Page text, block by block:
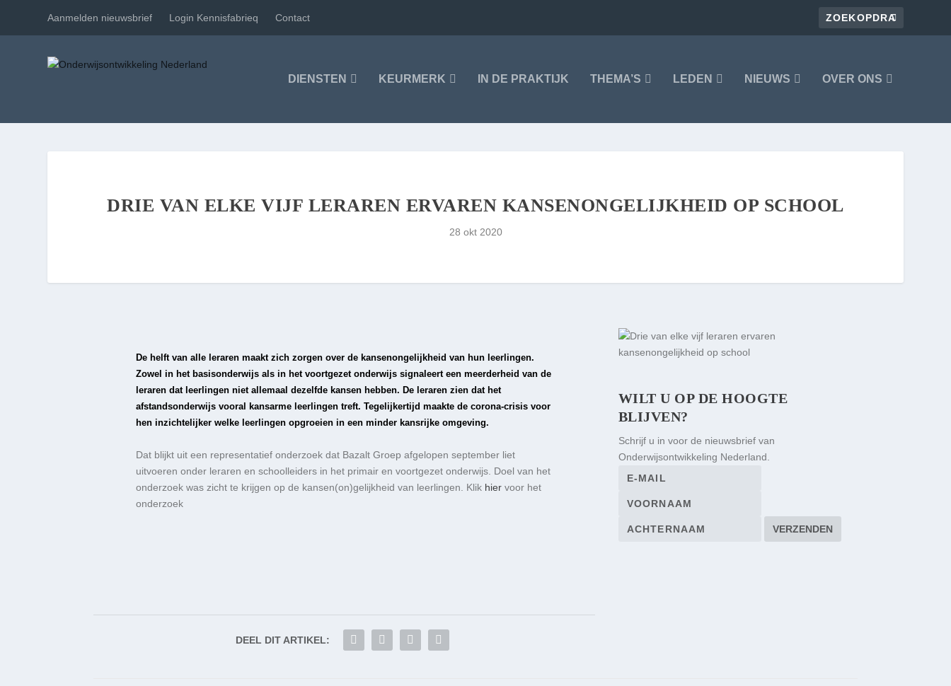
Aanmelden nieuwsbrief Login Kennisfabrieq Contact
DIENSTEN KEURMERK IN DE PRAKTIJK THEMA’S LEDEN NIEUWS OVER ONS
DRIE VAN ELKE VIJF LERAREN ERVAREN KANSENONGELIJKHEID OP SCHOOL
28 okt 2020
De helft van alle leraren maakt zich zorgen over de kansenongelijkheid van hun leerlingen.
Zowel in het basisonderwijs als in het voortgezet onderwijs signaleert een meerderheid van de
leraren dat leerlingen niet allemaal dezelfde kansen hebben. De leraren zien dat het
afstandsonderwijs vooral kansarme leerlingen treft. Tegelijkertijd maakte de corona-crisis voor
hen inzichtelijker welke leerlingen opgroeien in een minder kansrijke omgeving.
Dat blijkt uit een representatief onderzoek dat Bazalt Groep afgelopen september liet
uitvoeren onder leraren en schoolleiders in het primair en voortgezet onderwijs. Doel van het
onderzoek was zicht te krijgen op de kansen(on)gelijkheid van leerlingen. Klik hier voor het
onderzoek
DEEL DIT ARTIKEL:
WILT U OP DE HOOGTE
BLIJVEN?
Schrijf u in voor de nieuwsbrief van
Onderwijsontwikkeling Nederland.